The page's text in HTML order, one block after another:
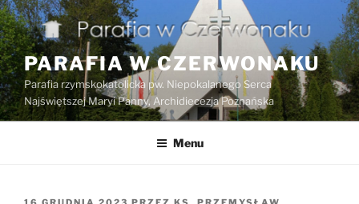
Przejdź
do
treści
PARAFIA W CZERWONAKU
Parafia rzymskokatolicka pw. Niepokalanego Serca
Najświętszej Maryi Panny, Archidiecezja Poznańska
Menu
OPUBLIKOWANE